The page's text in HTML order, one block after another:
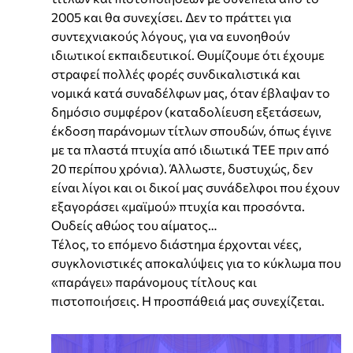
2005 και θα συνεχίσει. Δεν το πράττει για
συντεχνιακούς λόγους, για να ευνοηθούν
ιδιωτικοί εκπαιδευτικοί. Θυμίζουμε ότι έχουμε
στραφεί πολλές φορές συνδικαλιστικά και
νομικά κατά συναδέλφων μας, όταν έβλαψαν το
δημόσιο συμφέρον (καταδολίευση εξετάσεων,
έκδοση παράνομων τίτλων σπουδών, όπως έγινε
με τα πλαστά πτυχία από ιδιωτικά ΤΕΕ πριν από
20 περίπου χρόνια). Άλλωστε, δυστυχώς, δεν
είναι λίγοι και οι δικοί μας συνάδελφοι που έχουν
εξαγοράσει «μαϊμού» πτυχία και προσόντα.
Ουδείς αθώος του αίματος…
Τέλος, το επόμενο διάστημα έρχονται νέες,
συγκλονιστικές αποκαλύψεις για το κύκλωμα που
«παράγει» παράνομους τίτλους και
πιστοποιήσεις. Η προσπάθειά μας συνεχίζεται.